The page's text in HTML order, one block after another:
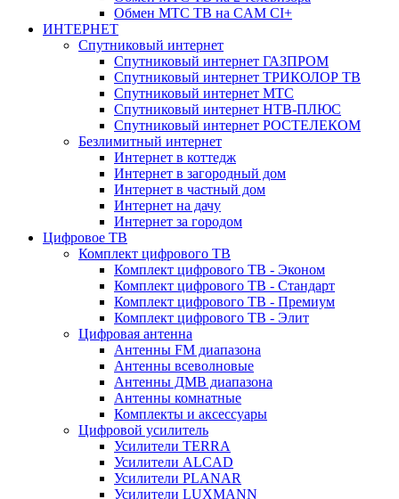
Обмен МТС ТВ на CAM CI+
ИНТЕРНЕТ
Спутниковый интернет
Спутниковый интернет ГАЗПРОМ
Спутниковый интернет ТРИКОЛОР ТВ
Спутниковый интернет МТС
Спутниковый интернет НТВ-ПЛЮС
Спутниковый интернет РОСТЕЛЕКОМ
Безлимитный интернет
Интернет в коттедж
Интернет в загородный дом
Интернет в частный дом
Интернет на дачу
Интернет за городом
Цифровое ТВ
Комплект цифрового ТВ
Комплект цифрового ТВ - Эконом
Комплект цифрового ТВ - Стандарт
Комплект цифрового ТВ - Премиум
Комплект цифрового ТВ - Элит
Цифровая антенна
Антенны FM диапазона
Антенны всеволновые
Антенны ДМВ диапазона
Антенны комнатные
Комплекты и аксессуары
Цифровой усилитель
Усилители TERRA
Усилители ALCAD
Усилители PLANAR
Усилители LUXMANN